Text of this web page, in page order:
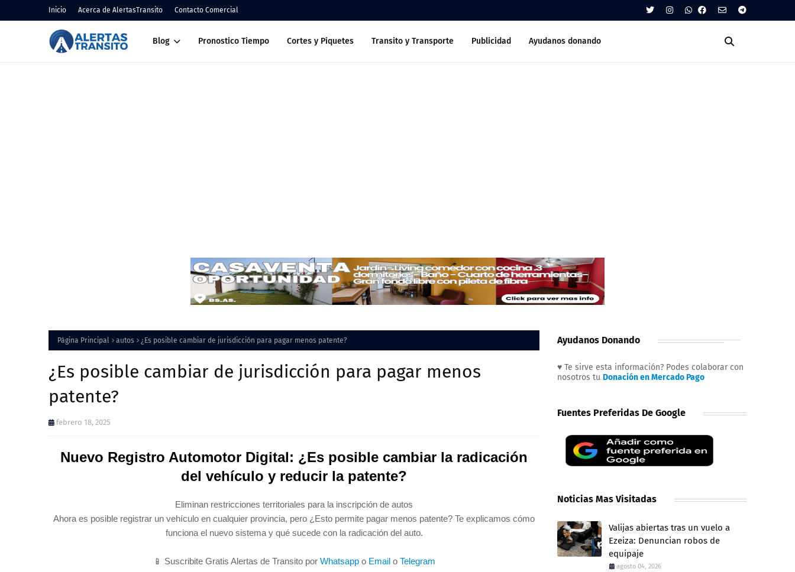
Inicio Acerca de AlertasTransito Contacto Comercial
Blog Pronostico Tiempo Cortes y Piquetes Transito y Transporte Publicidad Ayudanos donando
Página Principal autos ¿Es posible cambiar de jurisdicción para pagar menos patente?
¿Es posible cambiar de jurisdicción para pagar menos
patente?
febrero 18, 2025
Nuevo Registro Automotor Digital: ¿Es posible cambiar la radicación
del vehículo y reducir la patente?
Eliminan restricciones territoriales para la inscripción de autos
Ahora es posible registrar un vehículo en cualquier provincia, pero ¿Esto permite pagar menos patente? Te explicamos cómo
funciona el nuevo sistema y qué sucede con la radicación del auto.
📱 Suscribite Gratis Alertas de Transito por Whatsappo Emailo Telegram
Ayudanos Donando
♥ Te sirve esta información? Podes colaborar con
nosotros tu Donación en Mercado Pago
Fuentes Preferidas De Google
Noticias Mas Visitadas
Valijas abiertas tras un vuelo a
Ezeiza: Denuncian robos de
equipaje
agosto 04, 2026